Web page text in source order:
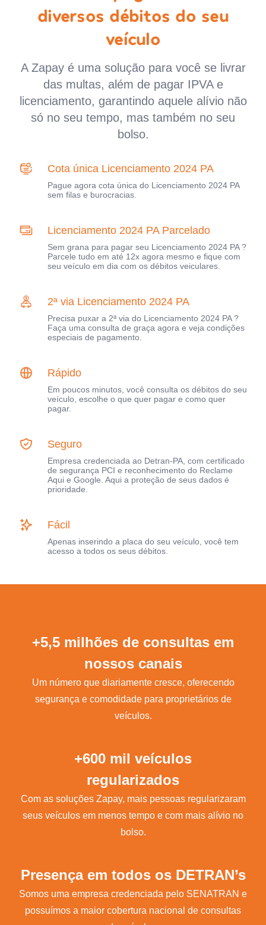
diversos débitos do seu
veículo
A Zapay é uma solução para você se livrar
das multas, além de pagar IPVA e
licenciamento, garantindo aquele alívio não
só no seu tempo, mas também no seu
bolso.
Cota única Licenciamento 2024 PA
Pague agora cota única do Licenciamento 2024 PA
sem filas e burocracias.
Licenciamento 2024 PA Parcelado
Sem grana para pagar seu Licenciamento 2024 PA ?
Parcele tudo em até 12x agora mesmo e fique com
seu veículo em dia com os débitos veiculares.
2ª via Licenciamento 2024 PA
Precisa puxar a 2ª via do Licenciamento 2024 PA ?
Faça uma consulta de graça agora e veja condições
especiais de pagamento.
Rápido
Em poucos minutos, você consulta os débitos do seu
veículo, escolhe o que quer pagar e como quer
pagar.
Seguro
Empresa credenciada ao Detran-PA, com certificado
de segurança PCI e reconhecimento do Reclame
Aqui e Google. Aqui a proteção de seus dados é
prioridade.
Fácil
Apenas inserindo a placa do seu veículo, você tem
acesso a todos os seus débitos.
+5,5 milhões de consultas em
nossos canais
Um número que diariamente cresce, oferecendo
segurança e comodidade para proprietários de
veículos.
+600 mil veículos
regularizados
Com as soluções Zapay, mais pessoas regularizaram
seus veículos em menos tempo e com mais alívio no
bolso.
Presença em todos os DETRAN’s
Somos uma empresa credenciada pelo SENATRAN e
possuímos a maior cobertura nacional de consultas